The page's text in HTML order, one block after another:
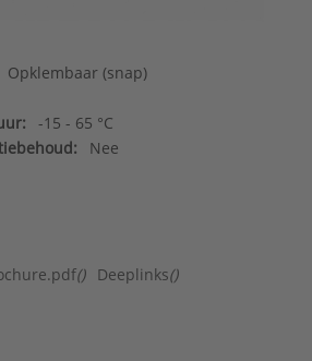
Opklembaar (snap)
-15 - 65 °C
Nee
() Deeplinks()